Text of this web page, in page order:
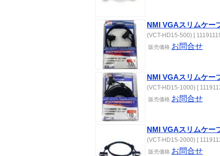
NMI VGAスリムケ
(VCT-HD15-500) [
販売価格 お問合せ
NMI VGAスリムケ
(VCT-HD15-1000) [
販売価格 お問合せ
NMI VGAスリムケ
(VCT-HD15-2000) [
販売価格 お問合せ